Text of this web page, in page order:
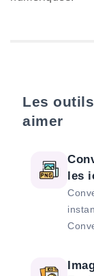
Les
aimer
les